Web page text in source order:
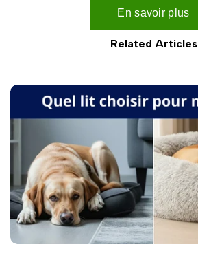
Related Articles